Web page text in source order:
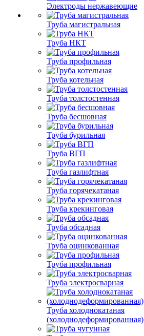
Электроды нержавеющие
Труба магистральная
Труба НКТ
Труба профильная
Труба котельная
Труба толстостенная
Труба бесшовная
Труба бурильная
Труба ВГП
Труба газлифтная
Труба горячекатаная
Труба крекинговая
Труба обсадная
Труба оцинкованная
Труба профильная
Труба электросварная
Труба холоднокатаная
(холоднодеформированная)